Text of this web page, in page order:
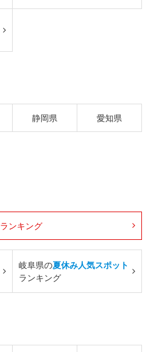
静岡県 愛知県
ランキング
岐阜県の夏休み人気スポット
ランキング